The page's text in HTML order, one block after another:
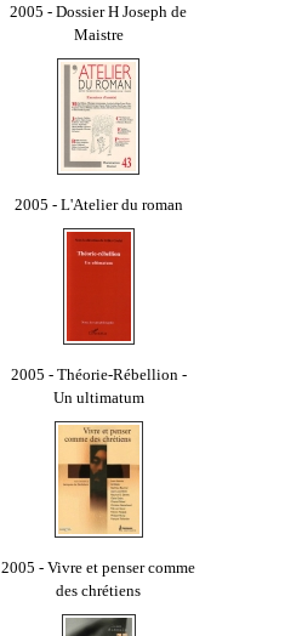
2005 - Dossier H Joseph de
Maistre
2005 - L'Atelier du roman
2005 - Théorie-Rébellion -
Un ultimatum
2005 - Vivre et penser comme
des chrétiens